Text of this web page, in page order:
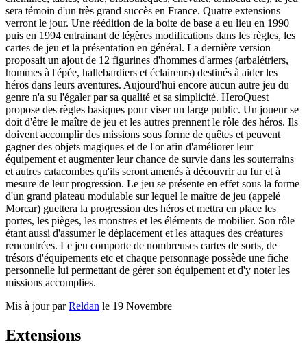
sera témoin d'un très grand succès en France. Quatre extensions
verront le jour. Une réédition de la boite de base a eu lieu en 1990
puis en 1994 entrainant de légères modifications dans les règles, les
cartes de jeu et la présentation en général. La dernière version
proposait un ajout de 12 figurines d'hommes d'armes (arbalétriers,
hommes à l'épée, hallebardiers et éclaireurs) destinés à aider les
héros dans leurs aventures. Aujourd'hui encore aucun autre jeu du
genre n'a su l'égaler par sa qualité et sa simplicité. HeroQuest
propose des règles basiques pour viser un large public. Un joueur se
doit d'être le maître de jeu et les autres prennent le rôle des héros. Ils
doivent accomplir des missions sous forme de quêtes et peuvent
gagner des objets magiques et de l'or afin d'améliorer leur
équipement et augmenter leur chance de survie dans les souterrains
et autres catacombes qu'ils seront amenés à découvrir au fur et à
mesure de leur progression. Le jeu se présente en effet sous la forme
d'un grand plateau modulable sur lequel le maître de jeu (appelé
Morcar) guettera la progression des héros et mettra en place les
portes, les pièges, les monstres et les éléments de mobilier. Son rôle
étant aussi d'assumer le déplacement et les attaques des créatures
rencontrées. Le jeu comporte de nombreuses cartes de sorts, de
trésors d'équipements etc et chaque personnage possède une fiche
personnelle lui permettant de gérer son équipement et d'y noter les
missions accomplies.
Mis à jour parReldan le 19 Novembre
Extensions